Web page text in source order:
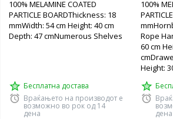
100% MELAMINE COATED
PARTICLE BOARDThickness: 18
mmWidth: 54 cm Height: 40 cm
Depth: 47 cmNumerous Shelves
Бесплатна достава
Враќањето на производот е
возможно во рок од 14
дена
100%
Rope
60 cm
Height:
дена